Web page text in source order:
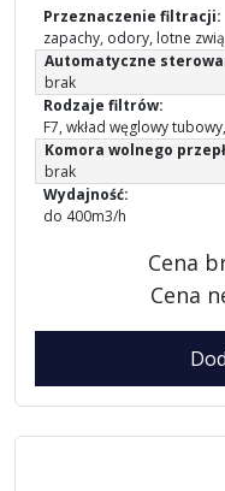
Przeznaczenie filtracji:
zapachy, odory, lotne
Automatyczne
brak
Rodzaje filtrów:
F7, wkład węglowy
Komora wolnego
brak
Wydajność:
do 400m3/h
Cena
Cena